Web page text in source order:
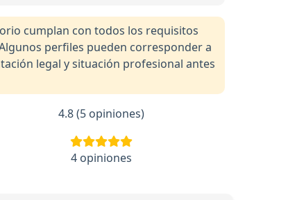
cumplan con todos los requisitos
perfiles pueden corresponder a
legal y situación profesional antes
4.8 (5 opiniones)
4 opiniones